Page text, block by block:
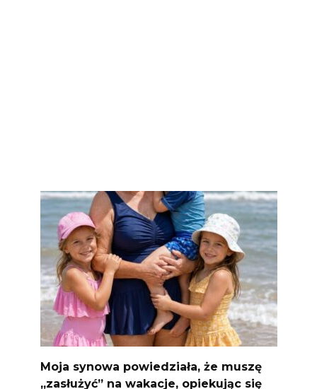
Moja synowa powiedziała, że ​​muszę
„zasłużyć” na wakacje, opiekując się